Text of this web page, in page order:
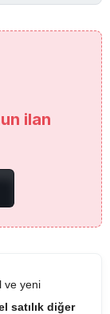
ilan
ve yeni
satılık diğer